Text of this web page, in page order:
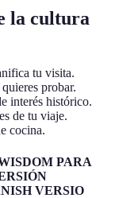
la cultura
tu visita.
probar.
interés histórico.
de tu viaje.
cocina.
PARA
VERSIO